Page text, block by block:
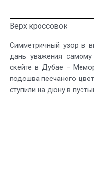
Верх кроссовок
Симметричный узор в
дань уважения
скейте в Дубае –
подошва песчаного
ступили на дюну в